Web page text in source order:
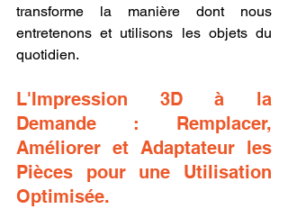
transforme la manière dont nous
entretenons et utilisons les objets du
quotidien.
L'Impression 3D à la
Demande : Remplacer,
Améliorer et Adaptateur les
Pièces pour une Utilisation
Optimisée.